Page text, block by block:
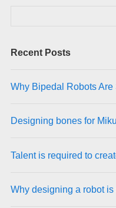
Recent Posts
Why Bipedal Robots
Designing bones for
Talent is required to
Why designing a robot